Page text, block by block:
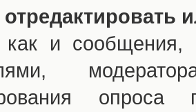
и сообщения,
опроса